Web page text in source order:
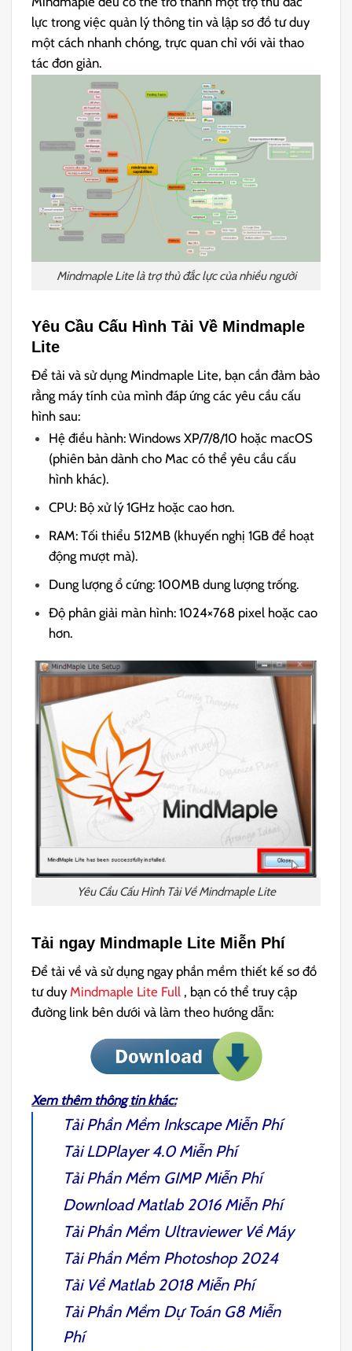
lực trong việc quản lý thông tin và lập sơ đồ tư duy
một cách nhanh chóng, trực quan chỉ với vài thao
tác đơn giản.
Mindmaple Lite là trợ thủ đắc lực của nhiều người
Yêu Cầu Cấu Hình Tải Về Mindmaple
Lite
Để tải và sử dụng Mindmaple Lite, bạn cần đảm bảo
rằng máy tính của mình đáp ứng các yêu cầu cấu
hình sau:
Hệ điều hành: Windows XP/7/8/10 hoặc macOS
(phiên bản dành cho Mac có thể yêu cầu cấu
hình khác).
CPU: Bộ xử lý 1GHz hoặc cao hơn.
RAM: Tối thiểu 512MB (khuyến nghị 1GB để hoạt
động mượt mà).
Dung lượng ổ cứng: 100MB dung lượng trống.
Độ phân giải màn hình: 1024×768 pixel hoặc cao
hơn.
Yêu Cầu Cấu Hình Tải Về Mindmaple Lite
Tải ngay Mindmaple Lite Miễn Phí
Để tải về và sử dụng ngay phần mềm thiết kế sơ đồ
tư duy Mindmaple Lite Full , bạn có thể truy cập
đường link bên dưới và làm theo hướng dẫn:
Xem thêm thông tin khác:
TảiPhần Mềm InkscapeMiễn Phí
TảiLDPlayer 4.0Miễn Phí
TảiPhần Mềm GIMPMiễn Phí
DownloadMatlab 2016Miễn Phí
TảiPhần Mềm UltraviewerVề Máy
TảiPhần Mềm Photoshop 2024
Tải VềMatlab 2018Miễn Phí
TảiPhần Mềm Dự Toán G8Miễn
Phí